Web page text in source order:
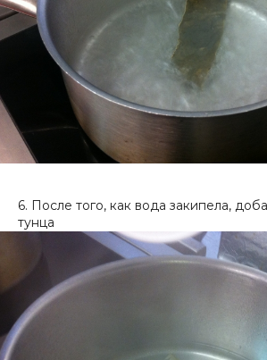
6. После того, как вода закипела,
тунца